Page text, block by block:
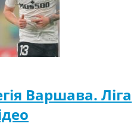
Варшава. Ліга